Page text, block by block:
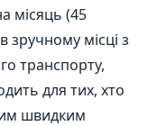
місяць (45
зручному місці з
транспорту,
для тих, хто
швидким